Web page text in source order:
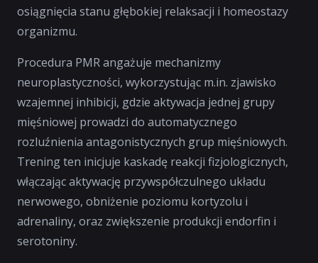
osiągnięcia stanu głębokiej relaksacji i homeostazy
organizmu.
Procedura PMR angażuje mechanizmy
neuroplastyczności, wykorzystując m.in. zjawisko
wzajemnej inhibicji, gdzie aktywacja jednej grupy
mięśniowej prowadzi do automatycznego
rozluźnienia antagonistycznych grup mięśniowych.
Trening ten inicjuje kaskadę reakcji fizjologicznych,
włączając aktywację przywspółczulnego układu
nerwowego, obniżenie poziomu kortyzolu i
adrenaliny, oraz zwiększenie produkcji endorfin i
serotoniny.